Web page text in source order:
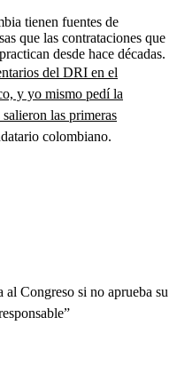
tienen fuentes de
que las contrataciones que
desde hace décadas.
del DRI en el
y yo mismo pedí la
las primeras
colombiano.
Congreso si no aprueba su